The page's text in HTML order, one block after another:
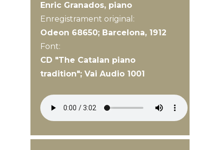
Enric Granados, piano
Enregistrament original:
Odeon 68650; Barcelona, 1912
Font:
CD "The Catalan piano
tradition"; Vai Audio 1001